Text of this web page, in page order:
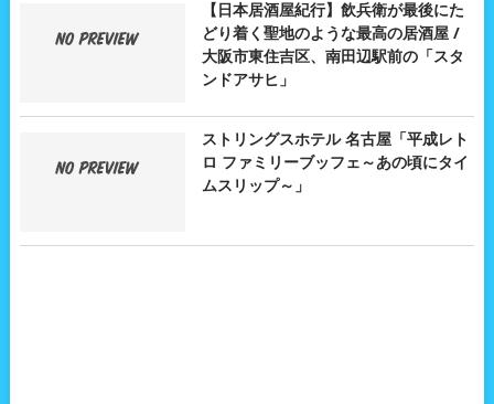
【日本居酒屋紀行】飲兵衛が最後にた
どり着く聖地のような最高の居酒屋 /
大阪市東住吉区、南田辺駅前の「スタ
ンドアサヒ」
ストリングスホテル 名古屋「平成レト
ロ ファミリーブッフェ～あの頃にタイ
ムスリップ～」